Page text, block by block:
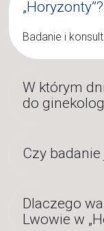
„Horyzonty”?
Badanie i
W którym
do
Czy
Dlaczego
Lwowie w